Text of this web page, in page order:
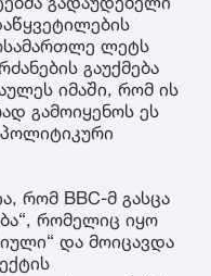
ლეტს
გაუქმება
იმაში, რომ ის
გამოიყენოს ეს
რომ BBC-მ გასცა
რომელიც იყო
და მოიცავდა